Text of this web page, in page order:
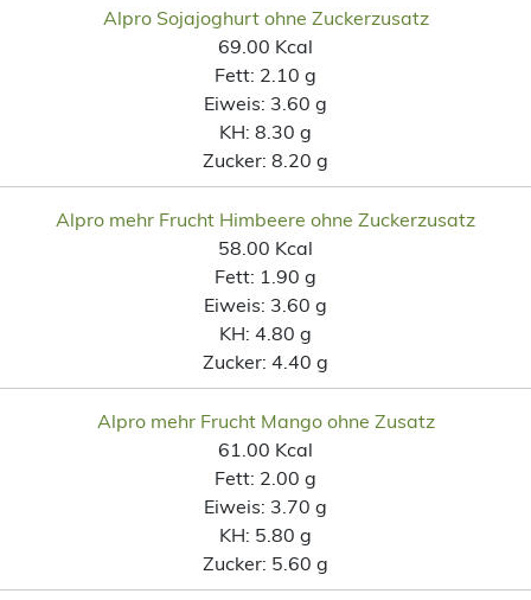
Alpro Sojajoghurt ohne Zuckerzusatz
69.00 Kcal
Fett: 2.10 g
Eiweis: 3.60 g
KH: 8.30 g
Zucker: 8.20 g
Alpro mehr Frucht Himbeere ohne Zuckerzusatz
58.00 Kcal
Fett: 1.90 g
Eiweis: 3.60 g
KH: 4.80 g
Zucker: 4.40 g
Alpro mehr Frucht Mango ohne Zusatz
61.00 Kcal
Fett: 2.00 g
Eiweis: 3.70 g
KH: 5.80 g
Zucker: 5.60 g